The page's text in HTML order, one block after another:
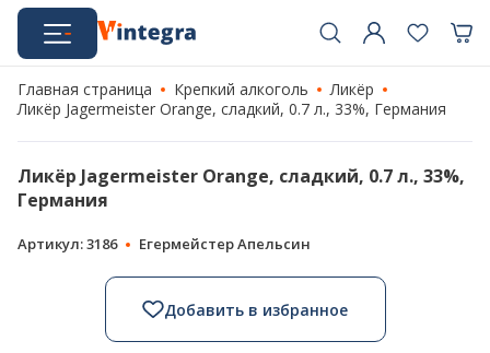
Главная страница Крепкий алкоголь
Ликёр
Ликёр Jagermeister Orange, сладкий, 0.7 л., 33%, Германия
Ликёр Jagermeister Orange, сладкий, 0.7 л., 33%,
Германия
Артикул: 3186 Егермейстер Апельсин
Добавить в избранное